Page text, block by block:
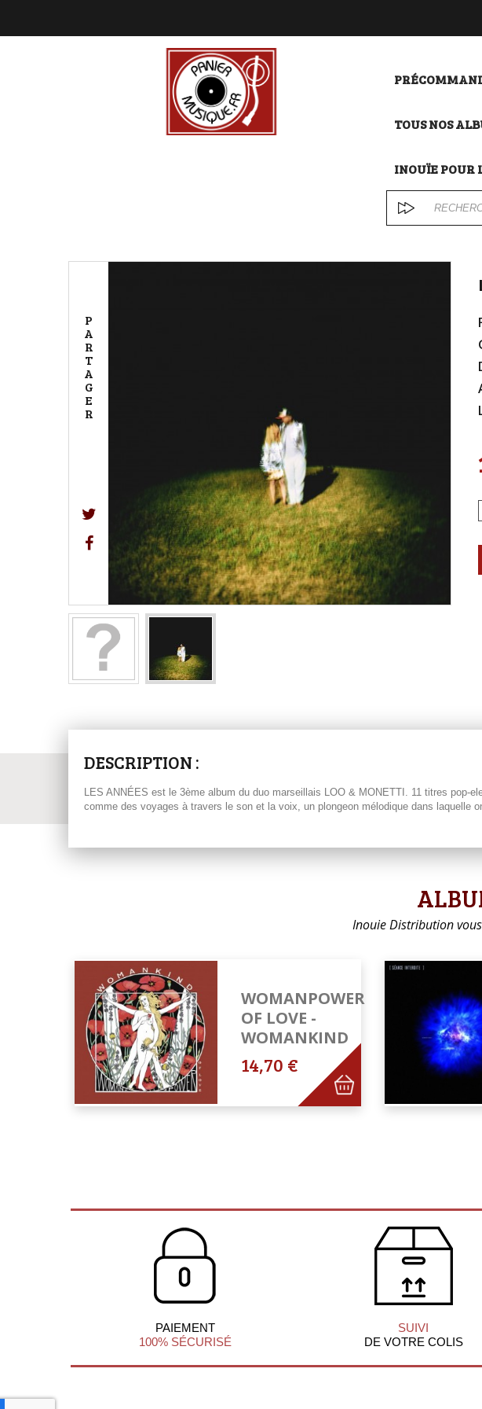
TOUS NOS
INOUÏE POUR
P
A
R
T
A
G
E
R
DESCRIPTION :
LES ANNÉES est le 3ème album du duo marseillais LOO & MONETTI. 11 titres
comme des voyages à travers le son et la voix, un plongeon mélodique dans laquelle
Inouie Distribution
WOMANPOWER
OF LOVE -
WOMANKIND
14,70 €
PAIEMENT
100% SÉCURISÉ
SUIVI
DE VOTRE COLIS